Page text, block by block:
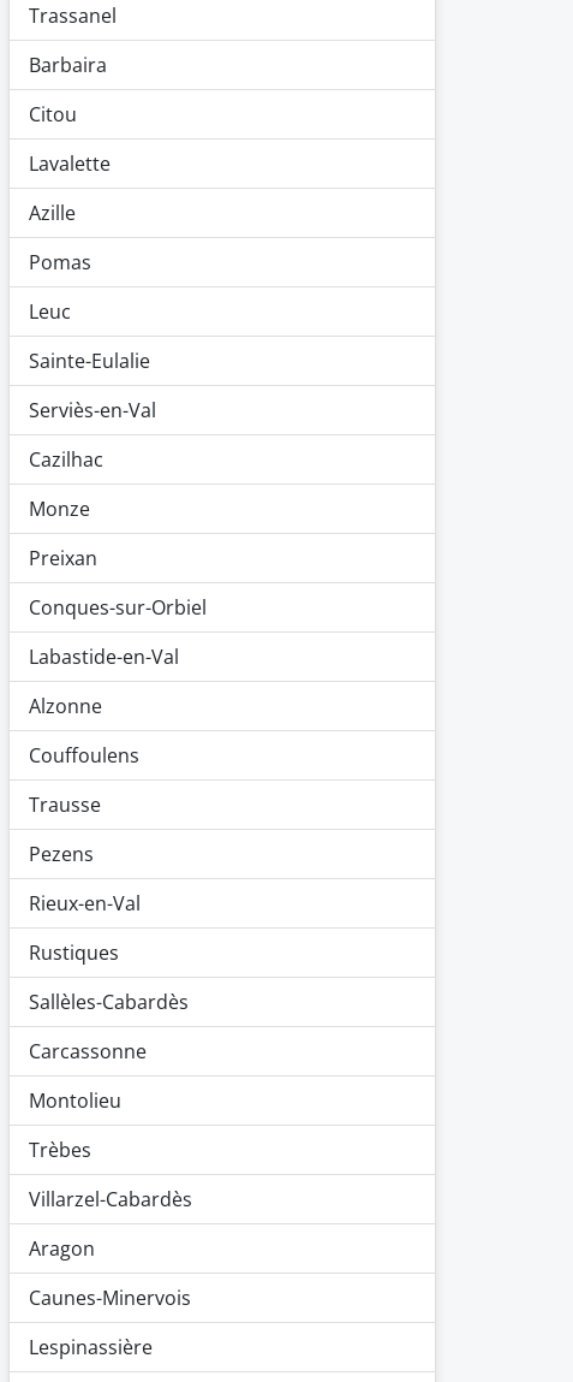
Trassanel
Barbaira
Citou
Lavalette
Azille
Pomas
Leuc
Sainte-Eulalie
Serviès-en-Val
Cazilhac
Monze
Preixan
Conques-sur-Orbiel
Labastide-en-Val
Alzonne
Couffoulens
Trausse
Pezens
Rieux-en-Val
Rustiques
Sallèles-Cabardès
Carcassonne
Montolieu
Trèbes
Villarzel-Cabardès
Aragon
Caunes-Minervois
Lespinassière